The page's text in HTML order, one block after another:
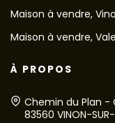
Maison à vendre,
Maison à vendre,
À PROPOS
Chemin du Plan -
83560 VINON-SUR-